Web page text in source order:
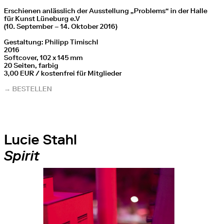
Erschienen anlässlich der Ausstellung „Problems“ in der Halle
für Kunst Lüneburg e.V
(10. September – 14. Oktober 2016)
Gestaltung: Philipp Timischl
2016
Softcover, 102 x 145 mm
20 Seiten, farbig
3,00 EUR / kostenfrei für Mitglieder
→ BESTELLEN
Lucie Stahl
Spirit